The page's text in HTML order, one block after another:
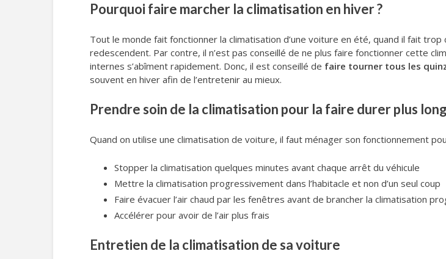
Pourquoi faire marcher la climatisation en hiver ?
Tout le monde fait fonctionner la climatisation d’une voiture en été, quand il fait
redescendent. Par contre, il n’est pas conseillé de ne plus faire fonctionner cette
internes s’abîment rapidement. Donc, il est conseillé de faire tourner tous les
souvent en hiver afin de l’entretenir au mieux.
Prendre soin de la climatisation pour la faire durer plus
Quand on utilise une climatisation de voiture, il faut ménager son fonctionnement
Stopper la climatisation quelques minutes avant chaque arrêt du véhicule
Mettre la climatisation progressivement dans l’habitacle et non d’un seul coup
Faire évacuer l’air chaud par les fenêtres avant de brancher la climatisation
Accélérer pour avoir de l’air plus frais
Entretien de la climatisation de sa voiture